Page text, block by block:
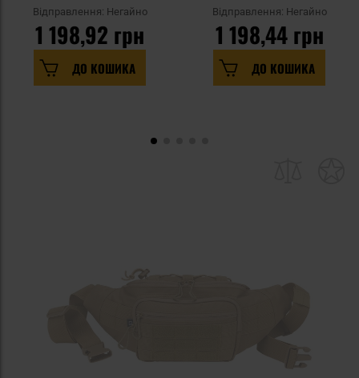
Відправлення: Негайно
1 198,92 грн
ДО КОШИКА
Відправлення: Негайно
1 198,44 грн
ДО КОШИКА